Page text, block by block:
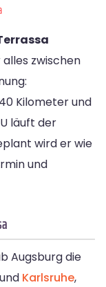
zwischen
Kilometer und
läuft der
wird er wie
und
Augsburg die
und Karlsruhe,